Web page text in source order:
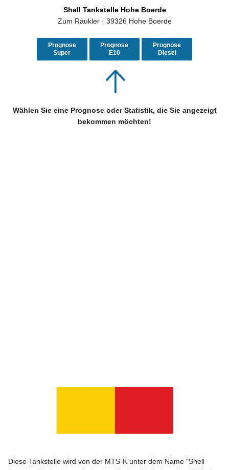
Shell Tankstelle Hohe Boerde
Zum Raukler · 39326 Hohe Boerde
Prognose
Super
Prognose
E10
Prognose
Diesel
Wählen Sie eine Prognose oder Statistik, die Sie angezeigt
bekommen möchten!
Diese Tankstelle wird von der MTS-K unter dem Name "Shell